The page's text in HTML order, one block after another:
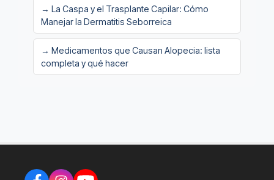
→ La Caspa y el Trasplante Capilar: Cómo
Manejar la Dermatitis Seborreica
→ Medicamentos que Causan Alopecia: lista
completa y qué hacer